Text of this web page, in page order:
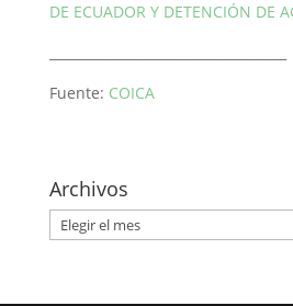
DE ECUADOR Y DETENCIÓN DE
Fuente: COICA
Archivos
Archivos